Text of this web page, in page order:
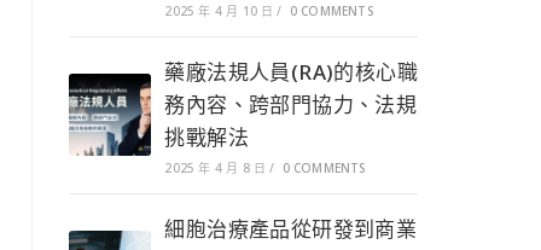
2025 年 4 月 10 日 / 0 COMMENTS
藥廠法規人員(RA)的核心職
務內容、跨部門協力、法規
挑戰解法
2025 年 4 月 8 日 / 0 COMMENTS
細胞治療產品從研發到商業